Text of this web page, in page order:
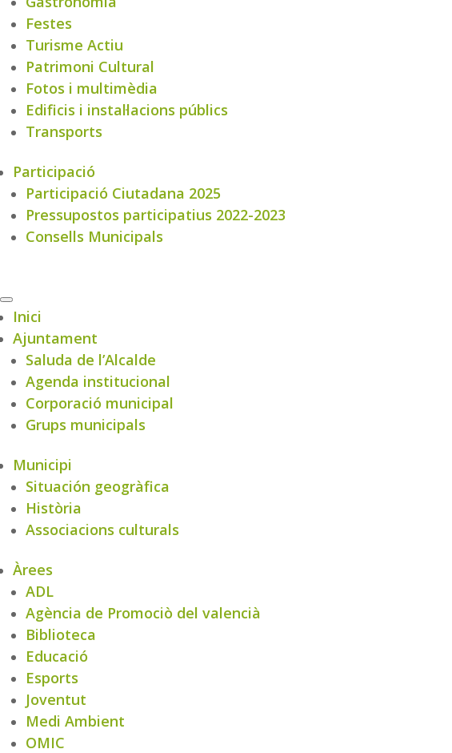
Festes
Turisme Actiu
Patrimoni Cultural
Fotos i multimèdia
Edificis i instal·lacions públics
Transports
Participació
Participació Ciutadana 2025
Pressupostos participatius 2022-2023
Consells Municipals
Inici
Ajuntament
Saluda de l’Alcalde
Agenda institucional
Corporació municipal
Grups municipals
Municipi
Situación geogràfica
Història
Associacions culturals
Àrees
ADL
Agència de Promociò del valencià
Biblioteca
Educació
Esports
Joventut
Medi Ambient
OMIC